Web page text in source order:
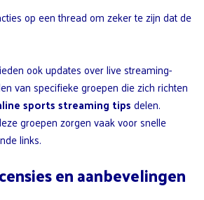
op een thread om zeker te zijn dat de
ook updates over live streaming-
van specifieke groepen die zich richten
sports streaming tipsdelen.
groepen zorgen vaak voor snelle
links.
en aanbevelingen